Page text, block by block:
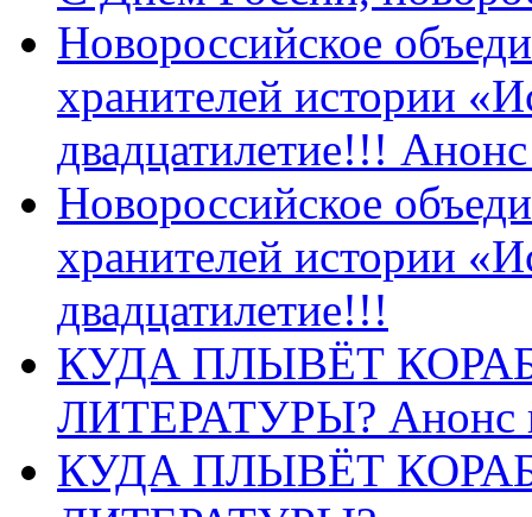
Новороссийское
хранителей истории
двадцатилетие!!!
Новороссийское
хранителей истории
двадцатилетие!!!
КУДА ПЛЫВЁТ
ЛИТЕРАТУРЫ? Анонс
КУДА ПЛЫВЁТ